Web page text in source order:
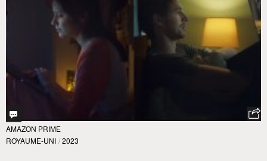
AMAZON PRIME
ROYAUME-UNI / 2023